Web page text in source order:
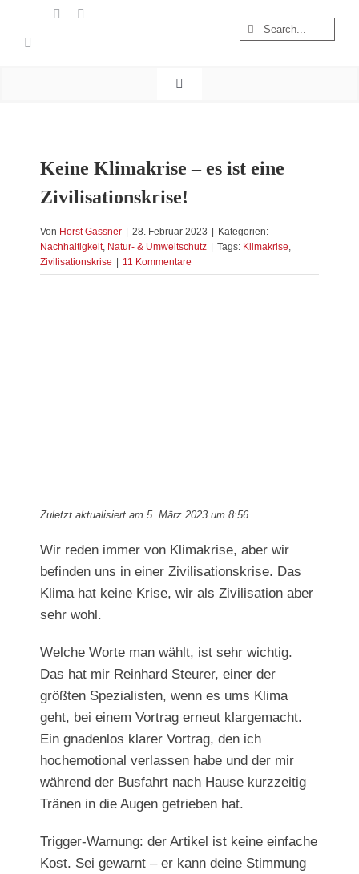
Suche
Toggle
Österreich
Foto & Video
Nachhaltigkeit
Treibgut
Keine Klimakrise – es ist eine
Zivilisationskrise!
Von Horst Gassner 28. Februar 2023
Kategorien:
Nachhaltigkeit, Natur- & Umweltschutz Tags: Klimakrise,
Zivilisationskrise
11 Kommentare
Zuletzt aktualisiert am 5. März 2023 um 8:56
Wir reden immer von Klimakrise, aber wir
befinden uns in einer Zivilisationskrise. Das
Klima hat keine Krise, wir als Zivilisation aber
sehr wohl.
Welche Worte man wählt, ist sehr wichtig.
Das hat mir Reinhard Steurer, einer der
größten Spezialisten, wenn es ums Klima
geht, bei einem Vortrag erneut klargemacht.
Ein gnadenlos klarer Vortrag, den ich
hochemotional verlassen habe und der mir
während der Busfahrt nach Hause kurzzeitig
Tränen in die Augen getrieben hat.
Trigger-Warnung: der Artikel ist keine einfache
Kost. Sei gewarnt – er kann deine Stimmung